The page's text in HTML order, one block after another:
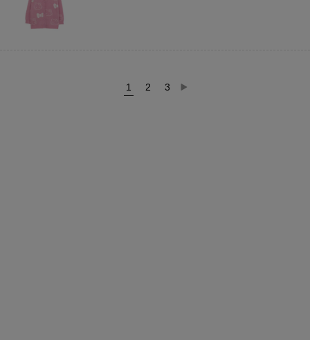
1 2 3